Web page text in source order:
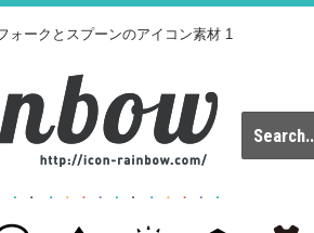
ォークとスプーンのアイコン素材 1